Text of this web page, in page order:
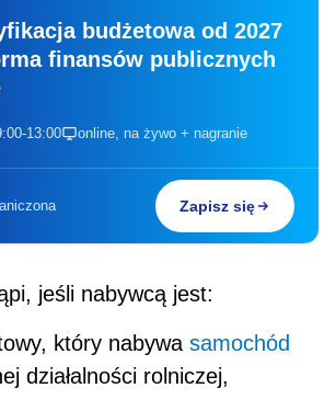
budżetowa od 2027
finansów publicznych
13:00 online, na żywo + nagranie
Zapisz się
jeśli nabywcą jest:
który nabywa samochód
działalności rolniczej,